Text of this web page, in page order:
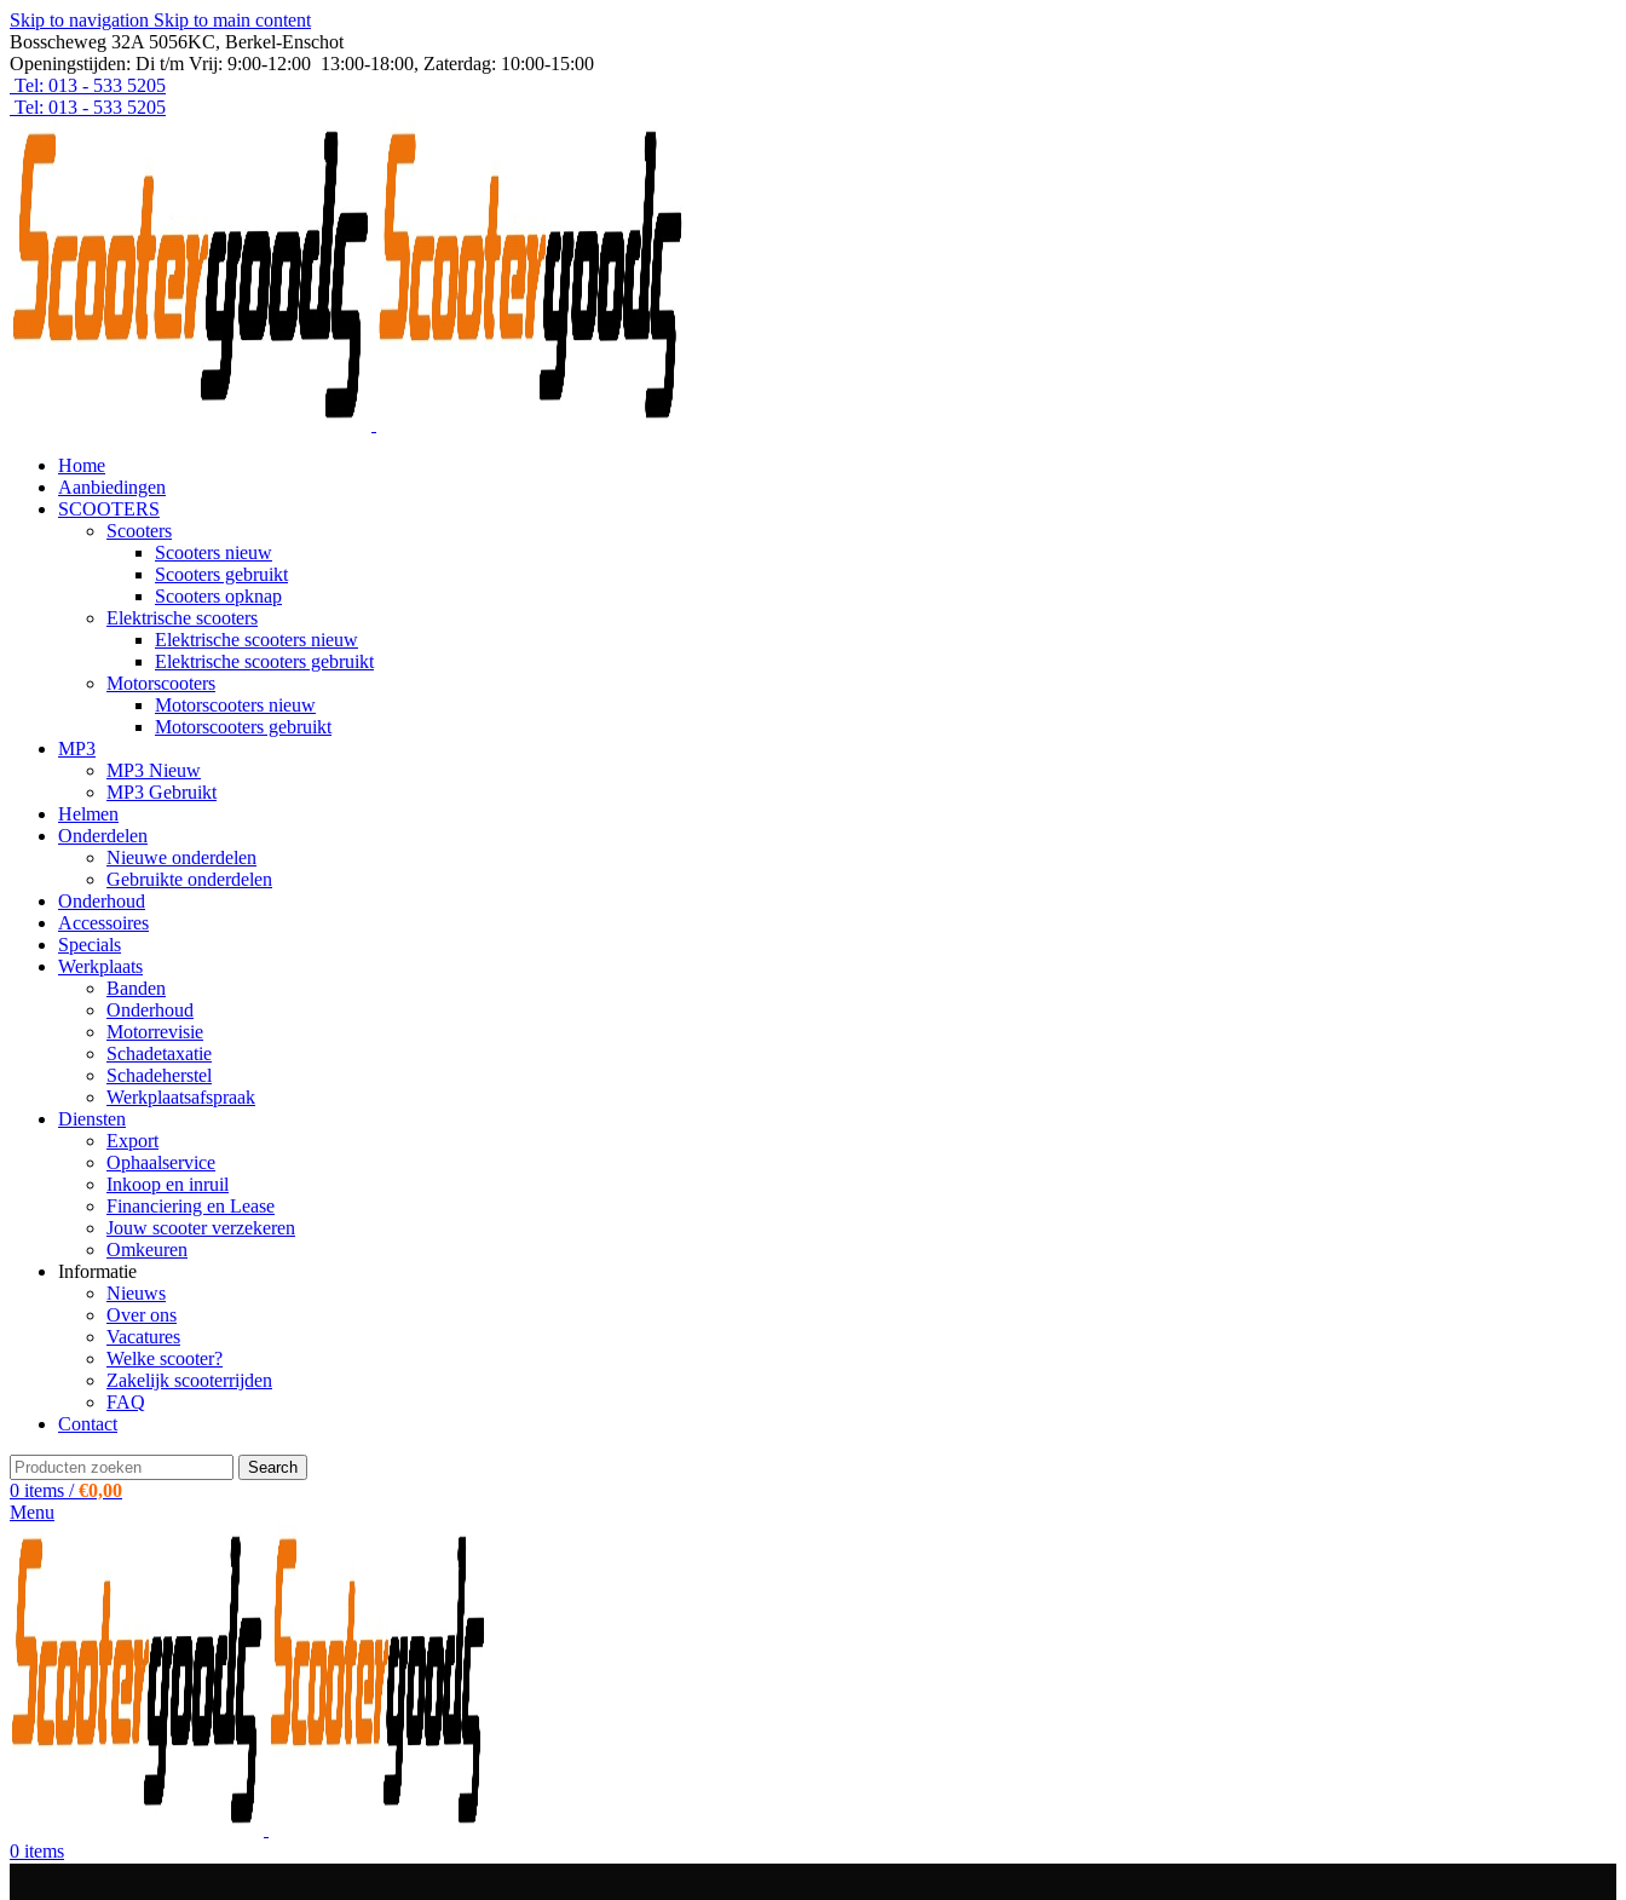
Skip to navigation Skip to main content
Bosscheweg 32A 5056KC, Berkel-Enschot
Openingstijden: Di t/m Vrij: 9:00-12:00 13:00-18:00, Zaterdag: 10:00-15:00
Tel: 013 - 533 5205
Tel: 013 - 533 5205
Home
Aanbiedingen
SCOOTERS
Scooters
Scooters nieuw
Scooters gebruikt
Scooters opknap
Elektrische scooters
Elektrische scooters nieuw
Elektrische scooters gebruikt
Motorscooters
Motorscooters nieuw
Motorscooters gebruikt
MP3
MP3 Nieuw
MP3 Gebruikt
Helmen
Onderdelen
Nieuwe onderdelen
Gebruikte onderdelen
Onderhoud
Accessoires
Specials
Werkplaats
Banden
Onderhoud
Motorrevisie
Schadetaxatie
Schadeherstel
Werkplaatsafspraak
Diensten
Export
Ophaalservice
Inkoop en inruil
Financiering en Lease
Jouw scooter verzekeren
Omkeuren
Informatie
Nieuws
Over ons
Vacatures
Welke scooter?
Zakelijk scooterrijden
FAQ
Contact
Search
0 items / €0,00
Menu
0 items